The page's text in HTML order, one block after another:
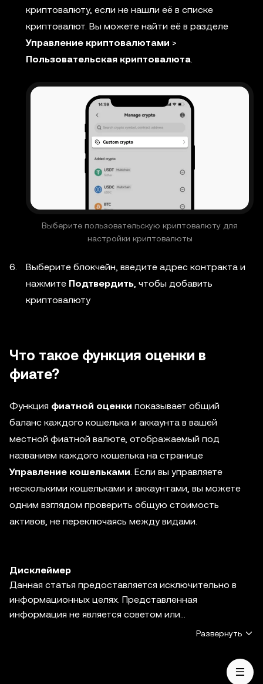
криптовалюту, если не нашли её в списке
криптовалют. Вы можете найти её в разделе
Управление криптовалютами >
Пользовательская криптовалюта.
Выберите пользовательскую криптовалюту для
настройки криптовалюты
Выберите блокчейн, введите адрес контракта и
нажмите Подтвердить, чтобы добавить
криптовалюту
Что такое функция оценки в
фиате?
Функция фиатной оценки показывает общий
баланс каждого кошелька и аккаунта в вашей
местной фиатной валюте, отображаемый под
названием каждого кошелька на странице
Управление кошельками. Если вы управляете
несколькими кошельками и аккаунтами, вы можете
одним взглядом проверить общую стоимость
активов, не переключаясь между видами.
Дисклеймер
Данная статья предоставляется исключительно в
информационных целях. Представленная
информация не является советом или
рекомендацией по инвестированию, предложением
Развернуть